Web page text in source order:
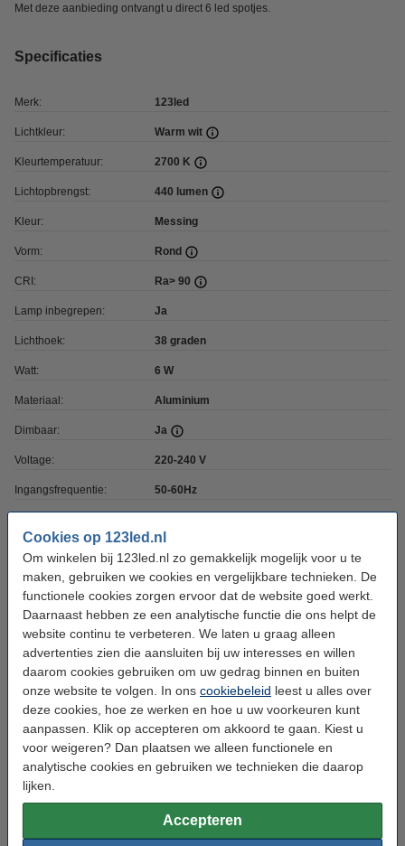
Cookies op 123led.nl
Om winkelen bij 123led.nl zo gemakkelijk mogelijk voor u te
maken, gebruiken we cookies en vergelijkbare technieken. De
functionele cookies zorgen ervoor dat de website goed werkt.
Daarnaast hebben ze een analytische functie die ons helpt de
website continu te verbeteren. We laten u graag alleen
advertenties zien die aansluiten bij uw interesses en willen
daarom cookies gebruiken om uw gedrag binnen en buiten
onze website te volgen. In ons cookiebeleid leest u alles over
deze cookies, hoe ze werken en hoe u uw voorkeuren kunt
aanpassen. Klik op accepteren om akkoord te gaan. Kiest u
voor weigeren? Dan plaatsen we alleen functionele en
analytische cookies en gebruiken we technieken die daarop
lijken.
Accepteren
Met deze aanbieding ontvangt u direct 6 led spotjes.
Specificaties
Merk: 123led
Lichtkleur: Warm wit
Kleurtemperatuur: 2700 K
Lichtopbrengst: 440 lumen
Kleur: Messing
Vorm: Rond
CRI: Ra> 90
Lamp inbegrepen: Ja
Lichthoek: 38 graden
Watt: 6 W
Materiaal: Aluminium
Dimbaar: Ja
Voltage: 220-240 V
Ingangsfrequentie: 50-60Hz
Zaagmaat: Ø 68-75 mm
Inbouwdiepte:
Kantelbare hoek: 38 °
Werktemperatuur: -20 tot +45 °C
Beschermingsniveau: IP44
Klasse: II
Aantal:
G